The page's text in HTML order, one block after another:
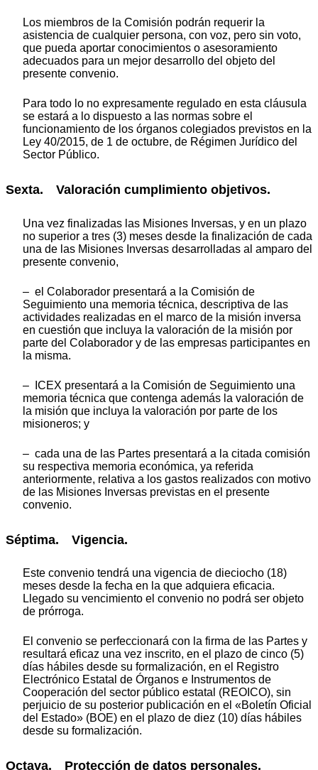
Los miembros de la Comisión podrán requerir la
asistencia de cualquier persona, con voz, pero sin voto,
que pueda aportar conocimientos o asesoramiento
adecuados para un mejor desarrollo del objeto del
presente convenio.
Para todo lo no expresamente regulado en esta cláusula
se estará a lo dispuesto a las normas sobre el
funcionamiento de los órganos colegiados previstos en la
Ley 40/2015, de 1 de octubre, de Régimen Jurídico del
Sector Público.
Sexta. Valoración cumplimiento objetivos.
Una vez finalizadas las Misiones Inversas, y en un plazo
no superior a tres (3) meses desde la finalización de cada
una de las Misiones Inversas desarrolladas al amparo del
presente convenio,
– el Colaborador presentará a la Comisión de
Seguimiento una memoria técnica, descriptiva de las
actividades realizadas en el marco de la misión inversa
en cuestión que incluya la valoración de la misión por
parte del Colaborador y de las empresas participantes en
la misma.
– ICEX presentará a la Comisión de Seguimiento una
memoria técnica que contenga además la valoración de
la misión que incluya la valoración por parte de los
misioneros; y
– cada una de las Partes presentará a la citada comisión
su respectiva memoria económica, ya referida
anteriormente, relativa a los gastos realizados con motivo
de las Misiones Inversas previstas en el presente
convenio.
Séptima. Vigencia.
Este convenio tendrá una vigencia de dieciocho (18)
meses desde la fecha en la que adquiera eficacia.
Llegado su vencimiento el convenio no podrá ser objeto
de prórroga.
El convenio se perfeccionará con la firma de las Partes y
resultará eficaz una vez inscrito, en el plazo de cinco (5)
días hábiles desde su formalización, en el Registro
Electrónico Estatal de Órganos e Instrumentos de
Cooperación del sector público estatal (REOICO), sin
perjuicio de su posterior publicación en el «Boletín Oficial
del Estado» (BOE) en el plazo de diez (10) días hábiles
desde su formalización.
Octava. Protección de datos personales.